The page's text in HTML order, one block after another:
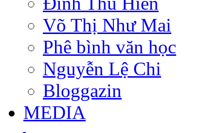
Võ Thị Như Mai
Phê bình văn học
Nguyễn Lệ Chi
Bloggazin
MEDIA